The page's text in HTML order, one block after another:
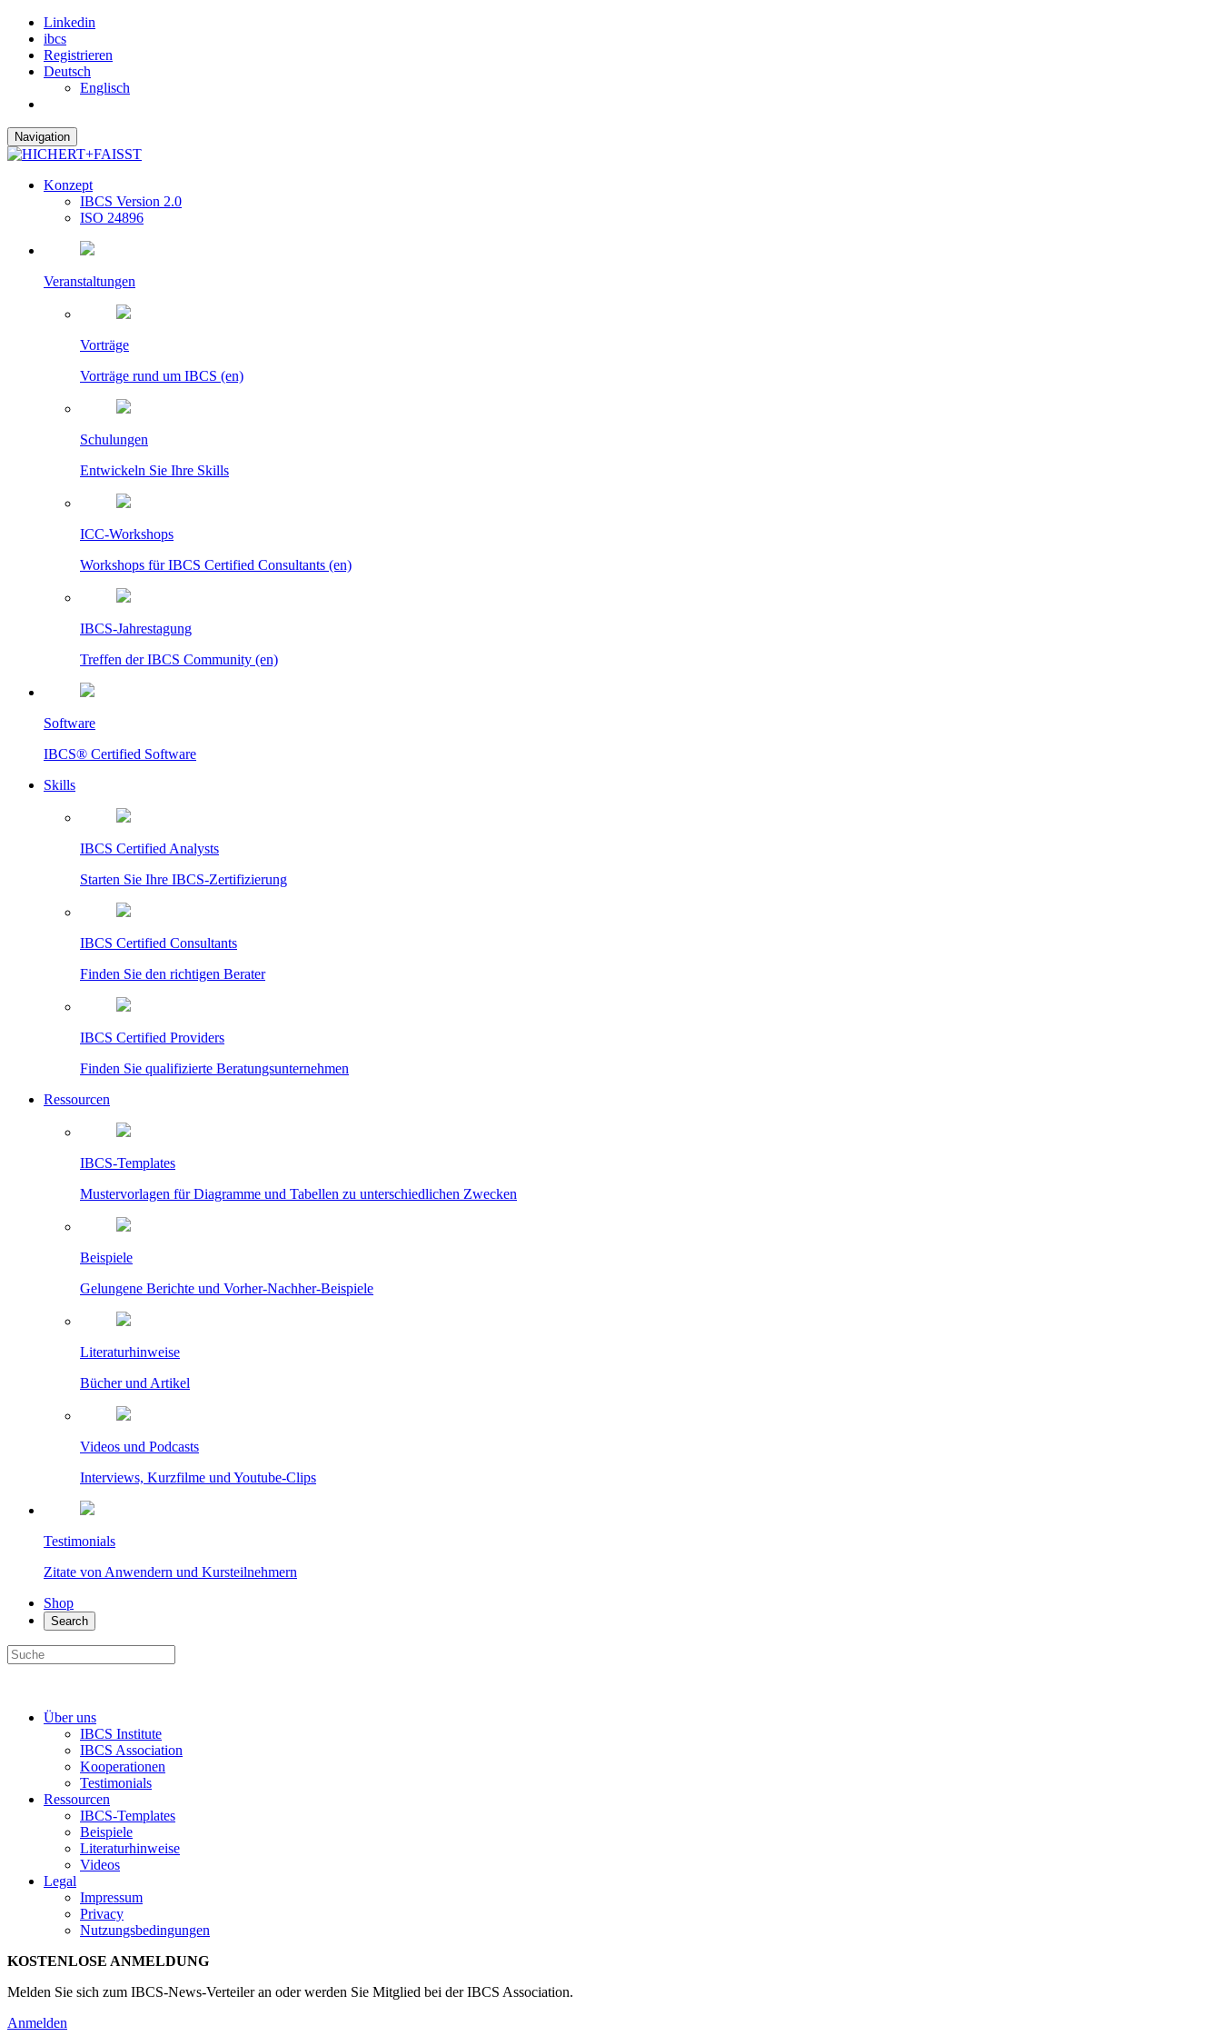
Linkedin
ibcs
Registrieren
Deutsch
Englisch
Navigation
Konzept
IBCS Version 2.0
ISO 24896
Veranstaltungen
Vorträge
Vorträge rund um IBCS (en)
Schulungen
Entwickeln Sie Ihre Skills
ICC-Workshops
Workshops für IBCS Certified Consultants (en)
IBCS-Jahrestagung
Treffen der IBCS Community (en)
Software
IBCS® Certified Software
Skills
IBCS Certified Analysts
Starten Sie Ihre IBCS-Zertifizierung
IBCS Certified Consultants
Finden Sie den richtigen Berater
IBCS Certified Providers
Finden Sie qualifizierte Beratungsunternehmen
Ressourcen
IBCS-Templates
Mustervorlagen für Diagramme und Tabellen zu unterschiedlichen Zwecken
Beispiele
Gelungene Berichte und Vorher-Nachher-Beispiele
Literaturhinweise
Bücher und Artikel
Videos und Podcasts
Interviews, Kurzfilme und Youtube-Clips
Testimonials
Zitate von Anwendern und Kursteilnehmern
Shop
Search
Über uns
IBCS Institute
IBCS Association
Kooperationen
Testimonials
Ressourcen
IBCS-Templates
Beispiele
Literaturhinweise
Videos
Legal
Impressum
Privacy
Nutzungsbedingungen
KOSTENLOSE ANMELDUNG
Melden Sie sich zum IBCS-News-Verteiler an oder werden Sie Mitglied bei der IBCS Association.
Anmelden